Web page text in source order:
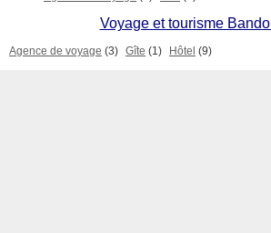
Voyage et tourisme Bandol
Agence de voyage (3) Gîte (1) Hôtel (9)